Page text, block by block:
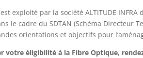
exploité par la société ALTITUDE
le cadre du SDTAN (Schéma Directeur
orientations et objectifs pour
votre éligibilité à la Fibre Optique,